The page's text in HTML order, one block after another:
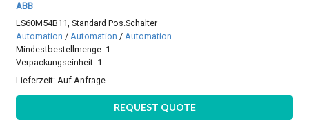
ABB
LS60M54B11, Standard Pos.Schalter
Automation /Automation /Automation
Mindestbestellmenge: 1
Verpackungseinheit: 1
Lieferzeit: Auf Anfrage
REQUEST QUOTE